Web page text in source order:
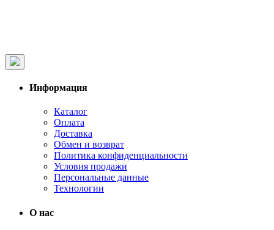
Информация
Каталог
Оплата
Доставка
Обмен и возврат
Политика конфиденциальности
Условия продажи
Персональные данные
Технологии
О нас